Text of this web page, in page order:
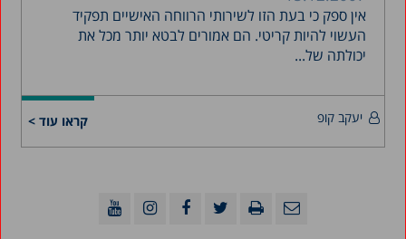
אין ספק כי בעת הזו לשירותי הרווחה האישיים תפקיד
העשוי להיות קריטי. הם אמורים לבטא יותר מכל את
יכולתה של...
קראו עוד > יעקב קופ